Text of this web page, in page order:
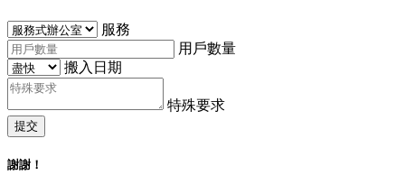
服務
用戶數量
搬入日期
特殊要求
提交
謝謝！